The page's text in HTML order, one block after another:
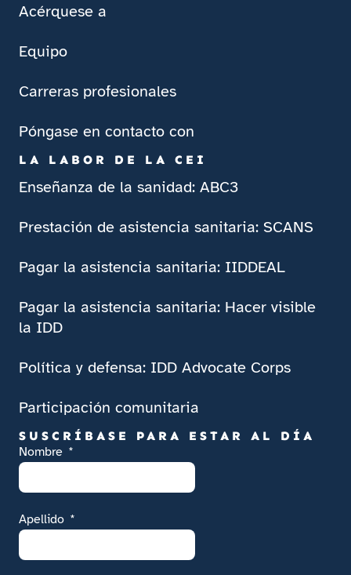
Acérquese a
Equipo
Carreras profesionales
Póngase en contacto con
LA LABOR DE LA CEI
Enseñanza de la sanidad: ABC3
Prestación de asistencia sanitaria: SCANS
Pagar la asistencia sanitaria: IIDDEAL
Pagar la asistencia sanitaria: Hacer visible
la IDD
Política y defensa: IDD Advocate Corps
Participación comunitaria
SUSCRÍBASE PARA ESTAR AL DÍA
Nombre
Apellido